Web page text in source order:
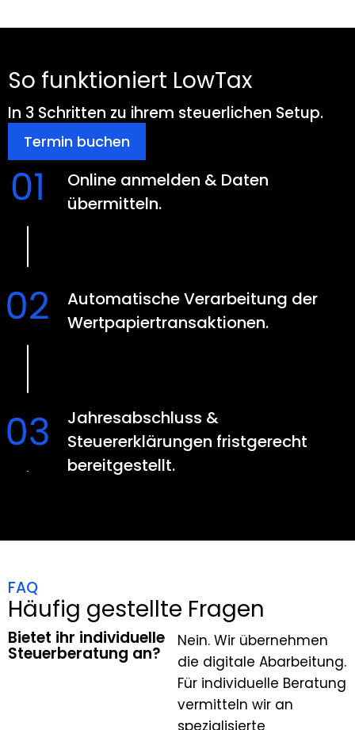
So funktioniert LowTax
In 3 Schritten zu ihrem steuerlichen Setup.
Termin buchen
Online anmelden & Daten
übermitteln.
Automatische Verarbeitung der
Wertpapier­transaktionen.
Jahresabschluss &
Steuererklärungen fristgerecht
bereitgestellt.
FAQ
Häufig gestellte Fragen
Bietet ihr individuelle
Steuerberatung an?
Nein. Wir übernehmen
die digitale Abarbeitung.
Für individuelle Beratung
vermitteln wir an
spezialisierte